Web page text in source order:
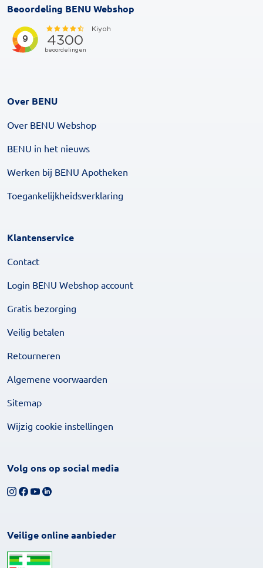
Beoordeling BENU Webshop
Over BENU
Over BENU Webshop
BENU in het nieuws
Werken bij BENU Apotheken
Toegankelijkheidsverklaring
Klantenservice
Contact
Login BENU Webshop account
Gratis bezorging
Veilig betalen
Retourneren
Algemene voorwaarden
Sitemap
Wijzig cookie instellingen
Volg ons op social media
Volg ons op Instagram
Volg ons op Facebook
Bekijk ons YouTube-kanaal
Volg ons op LinkedIn
Veilige online aanbieder